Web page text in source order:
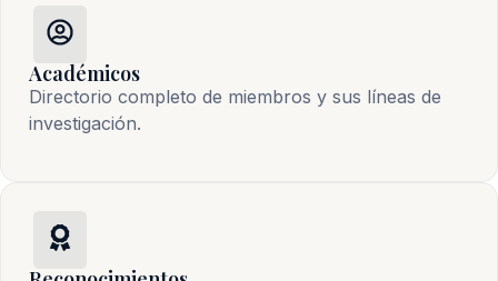
Académicos
Directorio completo de miembros y sus líneas de
investigación.